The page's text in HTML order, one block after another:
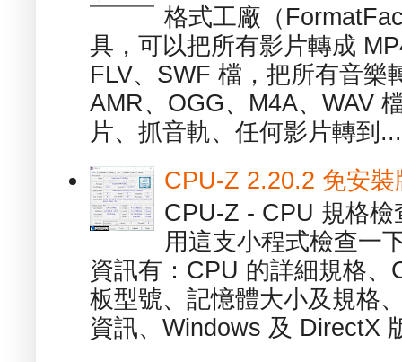
格式工廠（
具，可以把所有影片轉成
FLV、SWF 檔，把所有音樂
AMR、OGG、M4A、WAV
片、抓音軌、任何影片轉到...
CPU-Z 2.20.2 免安
CPU-Z - CPU 規格
用這支小程式檢查一
資訊有：CPU 的詳細規格
板型號、記憶體大小及規格
資訊、Windows 及 DirectX